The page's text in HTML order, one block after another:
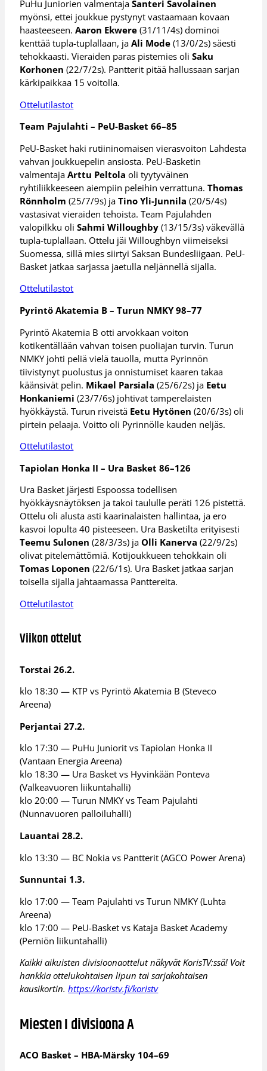
PuHu Juniorien valmentajaSanteri Savolainen
myönsi, ettei joukkue pystynyt vastaamaan kovaan
haasteeseen.Aaron Ekwere(31/11/4s) dominoi
kenttää tupla-tuplallaan, jaAli Mode(13/0/2s) säesti
tehokkaasti. Vieraiden paras pistemies oliSaku
Korhonen(22/7/2s). Pantterit pitää hallussaan sarjan
kärkipaikkaa 15 voitolla.
Ottelutilastot
Team Pajulahti – PeU-Basket 66–85
PeU-Basket haki rutiininomaisen vierasvoiton Lahdesta
vahvan joukkuepelin ansiosta. PeU-Basketin
valmentajaArttu Peltolaoli tyytyväinen
ryhtiliikkeeseen aiempiin peleihin verrattuna.Thomas
Rönnholm (25/7/9s) jaTino Yli-Junnila (20/5/4s)
vastasivat vieraiden tehoista. Team Pajulahden
valopilkku oliSahmi Willoughby(13/15/3s) väkevällä
tupla-tuplallaan. Ottelu jäi Willoughbyn viimeiseksi
Suomessa, sillä mies siirtyi Saksan Bundesliigaan. PeU-
Basket jatkaa sarjassa jaetulla neljännellä sijalla.
Ottelutilastot
Pyrintö Akatemia B – Turun NMKY 98–77
Pyrintö Akatemia B otti arvokkaan voiton
kotikentällään vahvan toisen puoliajan turvin. Turun
NMKY johti peliä vielä tauolla, mutta Pyrinnön
tiivistynyt puolustus ja onnistumiset kaaren takaa
käänsivät pelin. Mikael Parsiala(25/6/2s) ja Eetu
Honkaniemi(23/7/6s) johtivat tamperelaisten
hyökkäystä. Turun riveistä Eetu Hytönen(20/6/3s) oli
pirtein pelaaja. Voitto oli Pyrinnölle kauden neljäs.
Ottelutilastot
Tapiolan Honka II – Ura Basket 86–126
Ura Basket järjesti Espoossa todellisen
hyökkäysnäytöksen ja takoi taululle peräti 126 pistettä.
Ottelu oli alusta asti kaarinalaisten hallintaa, ja ero
kasvoi lopulta 40 pisteeseen. Ura Basketilta erityisesti
Teemu Sulonen(28/3/3s) jaOlli Kanerva(22/9/2s)
olivat pitelemättömiä. Kotijoukkueen tehokkain oli
Tomas Loponen(22/6/1s). Ura Basket jatkaa sarjan
toisella sijalla jahtaamassa Panttereita.
Ottelutilastot
Viikon ottelut
Torstai 26.2.
klo 18:30 — KTP vs Pyrintö Akatemia B (Steveco
Areena)
Perjantai 27.2.
klo 17:30 — PuHu Juniorit vs Tapiolan Honka II
(Vantaan Energia Areena)
klo 18:30 — Ura Basket vs Hyvinkään Ponteva
(Valkeavuoren liikuntahalli)
klo 20:00 — Turun NMKY vs Team Pajulahti
(Nunnavuoren palloiluhalli)
Lauantai 28.2.
klo 13:30 — BC Nokia vs Pantterit (AGCO Power Arena)
Sunnuntai 1.3.
klo 17:00 — Team Pajulahti vs Turun NMKY (Luhta
Areena)
klo 17:00 — PeU-Basket vs Kataja Basket Academy
(Perniön liikuntahalli)
Kaikki aikuisten divisioonaottelut näkyvät KorisTV:ssä! Voit
hankkia ottelukohtaisen lipun tai sarjakohtaisen
kausikortin.https://koristv.fi/koristv
Miesten I divisioona A
ACO Basket – HBA-Märsky 104–69